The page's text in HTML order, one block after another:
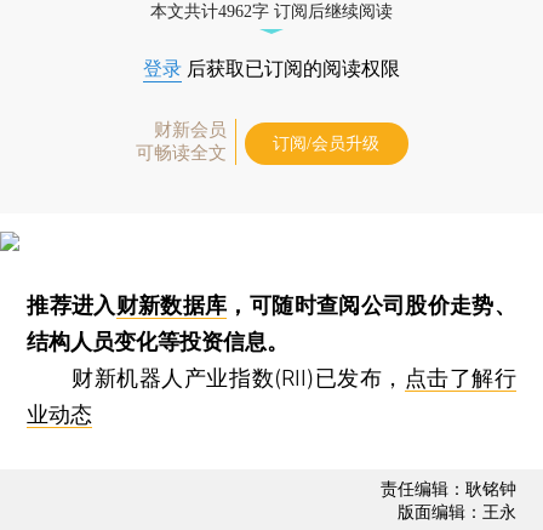
本文共计4962字 订阅后继续阅读
登录 后获取已订阅的阅读权限
财新会员
可畅读全文
订阅/会员升级
推荐进入财新数据库 ，可随时查阅公司股价走势、
结构人员变化等投资信息。
财新机器人产业指数(RII)已发布， 点击了解行
业动态
责任编辑：耿铭钟
版面编辑：王永